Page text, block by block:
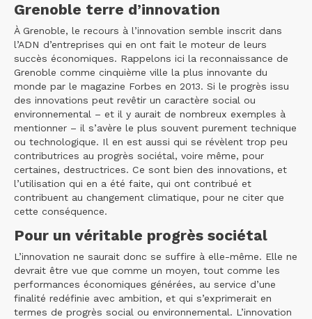
Grenoble terre d’innovation
À Grenoble, le recours à l’innovation semble inscrit dans
l’ADN d’entreprises qui en ont fait le moteur de leurs
succès économiques. Rappelons ici la reconnaissance de
Grenoble comme cinquième ville la plus innovante du
monde par le magazine Forbes en 2013. Si le progrès issu
des innovations peut revêtir un caractère social ou
environnemental – et il y aurait de nombreux exemples à
mentionner – il s’avère le plus souvent purement technique
ou technologique. Il en est aussi qui se révèlent trop peu
contributrices au progrès sociétal, voire même, pour
certaines, destructrices. Ce sont bien des innovations, et
l’utilisation qui en a été faite, qui ont contribué et
contribuent au changement climatique, pour ne citer que
cette conséquence.
Pour un véritable progrès sociétal
L’innovation ne saurait donc se suffire à elle-même. Elle ne
devrait être vue que comme un moyen, tout comme les
performances économiques générées, au service d’une
finalité redéfinie avec ambition, et qui s’exprimerait en
termes de progrès social ou environnemental. L’innovation